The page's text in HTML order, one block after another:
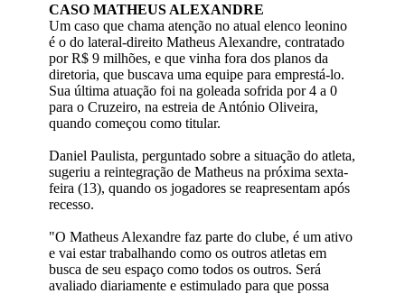
CASO MATHEUS ALEXANDRE
Um caso que chama atenção no atual elenco leonino
é o do lateral-direito Matheus Alexandre, contratado
por R$ 9 milhões, e que vinha fora dos planos da
diretoria, que buscava uma equipe para emprestá-lo.
Sua última atuação foi na goleada sofrida por 4 a 0
para o Cruzeiro, na estreia de António Oliveira,
quando começou como titular.
Daniel Paulista, perguntado sobre a situação do atleta,
sugeriu a reintegração de Matheus na próxima sexta-
feira (13), quando os jogadores se reapresentam após
recesso.
"O Matheus Alexandre faz parte do clube, é um ativo
e vai estar trabalhando como os outros atletas em
busca de seu espaço como todos os outros. Será
avaliado diariamente e estimulado para que possa